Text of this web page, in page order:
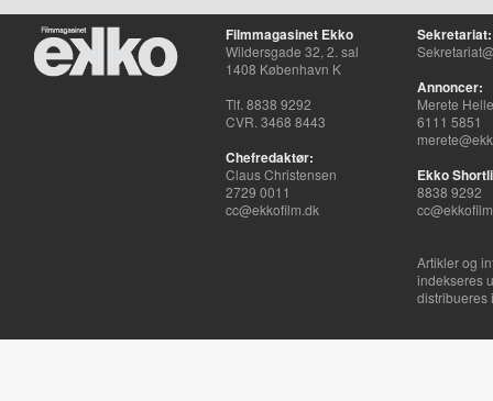
Filmmagasinet Ekko
Wildersgade 32, 2. sal
1408 København K
Tlf. 8838 9292
CVR. 3468 8443
Chefredaktør:
Claus Christensen
2729 0011
cc@ekkofilm.dk
Sekretariat:
Annoncer:
Merete
6111 5851
Ekko
8838 9292
Artikler og
indekseres
distribueres